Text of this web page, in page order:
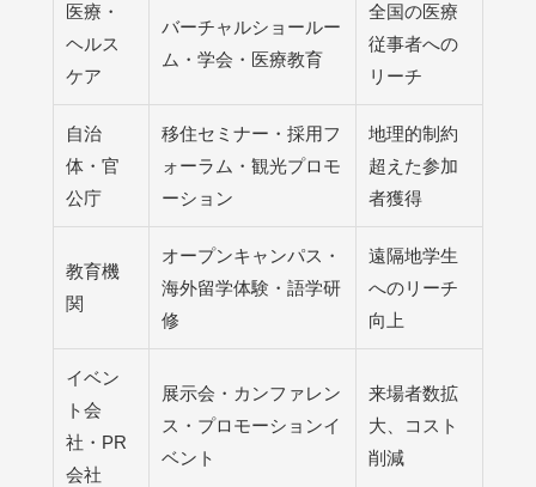
医療・
ヘルス
ケア
バーチャルショールー
ム・学会・医療教育
全国の医療
従事者への
リーチ
自治
体・官
公庁
移住セミナー・採用フ
ォーラム・観光プロモ
ーション
地理的制約
超えた参加
者獲得
教育機
関
オープンキャンパス・
海外留学体験・語学研
修
遠隔地学生
へのリーチ
向上
イベン
ト会
社・PR
会社
展示会・カンファレン
ス・プロモーションイ
ベント
来場者数拡
大、コスト
削減